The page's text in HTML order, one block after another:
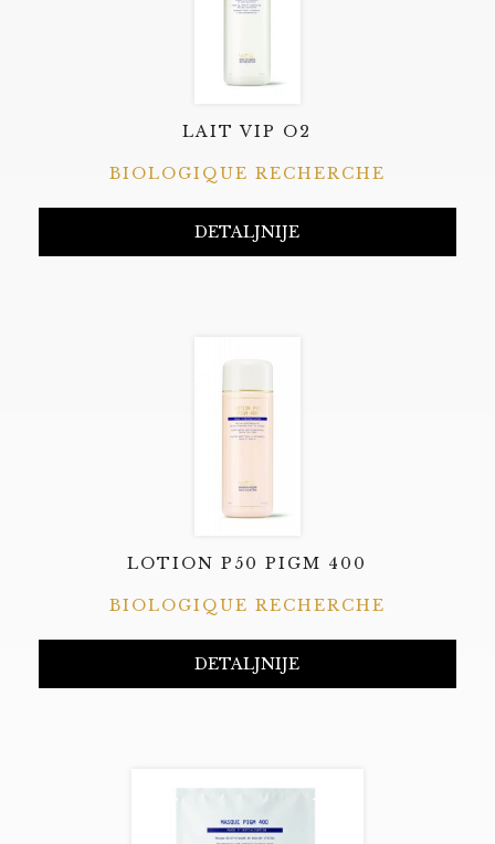
LAIT VIP O2
BIOLOGIQUE RECHERCHE
DETALJNIJE
LOTION P50 PIGM 400
BIOLOGIQUE RECHERCHE
DETALJNIJE